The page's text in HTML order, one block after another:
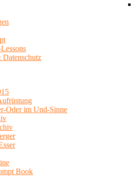
Datenschutz
Oder im Und-Sinne
Book